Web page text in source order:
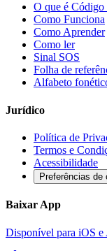
O que é Código
Como Funciona
Como Aprender
Como ler
Sinal SOS
Folha de
Alfabeto
Jurídico
Política de
Termos e
Acessibilidade
Preferências de
Baixar App
Disponível para iOS